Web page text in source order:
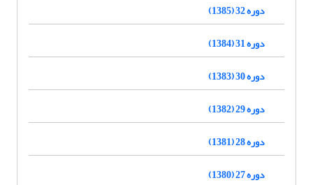
دوره 32 (1385)
دوره 31 (1384)
دوره 30 (1383)
دوره 29 (1382)
دوره 28 (1381)
دوره 27 (1380)